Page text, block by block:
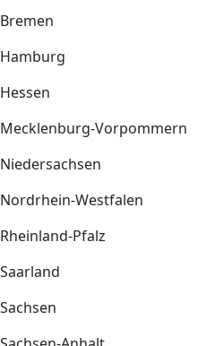
Bremen
Hamburg
Hessen
Mecklenburg-Vorpommern
Niedersachsen
Nordrhein-Westfalen
Rheinland-Pfalz
Saarland
Sachsen